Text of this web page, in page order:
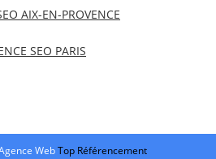
AIX-EN-PROVENCE
SEO PARIS
WebTop Référencement